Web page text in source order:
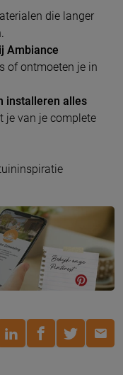
die langer
Ambiance
of ontmoeten je in
installeren alles
je van je complete